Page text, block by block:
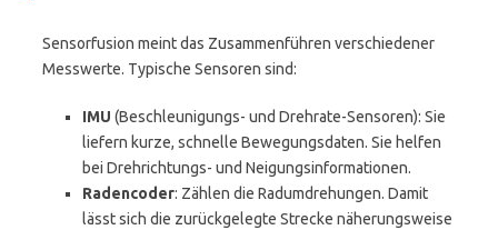
Sensorfusion meint das Zusammenführen verschiedener
Messwerte. Typische Sensoren sind:
IMU (Beschleunigungs- und Drehrate-Sensoren): Sie
liefern kurze, schnelle Bewegungsdaten. Sie helfen
bei Drehrichtungs- und Neigungsinformationen.
Radencoder: Zählen die Radumdrehungen. Damit
lässt sich die zurückgelegte Strecke näherungsweise